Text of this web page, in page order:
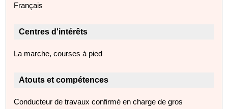
Français
Centres d'intérêts
La marche, courses à pied
Atouts et compétences
Conducteur de travaux confirmé en charge de gros